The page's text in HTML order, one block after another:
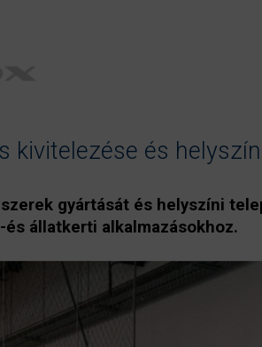
kivitelezése és
gyártását és helyszíni
állatkerti alkalmazásokhoz.